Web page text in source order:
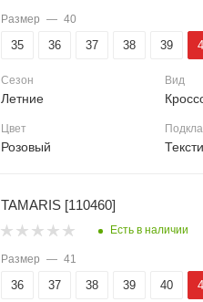
Размер — 40
35 36 37 38 39
Сезон
Летние
Вид
Цвет
Розовый
TAMARIS [110460]
Есть в наличии
Размер — 41
36 37 38 39 40